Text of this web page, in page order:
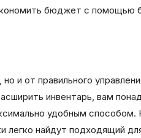
бюджет с помощью
и от правильного
инвентарь, вам
удобным
найдут подходящий